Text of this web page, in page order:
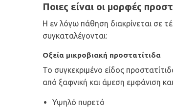
Ποιες είναι οι μορφές
Η εν λόγω πάθηση διακρίνεται σε
συγκαταλέγονται:
Οξεία μικροβιακή προστατίτιδα
Το συγκεκριμένο είδος
από ξαφνική και άμεση εμφάνιση
Υψηλό πυρετό